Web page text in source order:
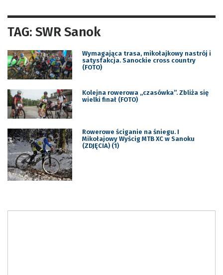
TAG: SWR Sanok
Wymagająca trasa, mikołajkowy nastrój i
satysfakcja. Sanockie cross country
(FOTO)
Kolejna rowerowa „czasówka”. Zbliża się
wielki finał (FOTO)
Rowerowe ściganie na śniegu. I
Mikołajowy Wyścig MTB XC w Sanoku
(ZDJĘCIA) (1)